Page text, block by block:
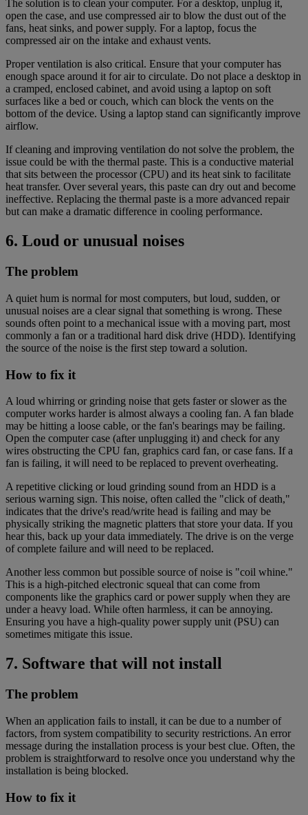
The solution is to clean your computer. For a desktop, unplug it,
open the case, and use compressed air to blow the dust out of the
fans, heat sinks, and power supply. For a laptop, focus the
compressed air on the intake and exhaust vents.
Proper ventilation is also critical. Ensure that your computer has
enough space around it for air to circulate. Do not place a desktop in
a cramped, enclosed cabinet, and avoid using a laptop on soft
surfaces like a bed or couch, which can block the vents on the
bottom of the device. Using a laptop stand can significantly improve
airflow.
If cleaning and improving ventilation do not solve the problem, the
issue could be with the thermal paste. This is a conductive material
that sits between the processor (CPU) and its heat sink to facilitate
heat transfer. Over several years, this paste can dry out and become
ineffective. Replacing the thermal paste is a more advanced repair
but can make a dramatic difference in cooling performance.
6. Loud or unusual noises
The problem
A quiet hum is normal for most computers, but loud, sudden, or
unusual noises are a clear signal that something is wrong. These
sounds often point to a mechanical issue with a moving part, most
commonly a fan or a traditional hard disk drive (HDD). Identifying
the source of the noise is the first step toward a solution.
How to fix it
A loud whirring or grinding noise that gets faster or slower as the
computer works harder is almost always a cooling fan. A fan blade
may be hitting a loose cable, or the fan's bearings may be failing.
Open the computer case (after unplugging it) and check for any
wires obstructing the CPU fan, graphics card fan, or case fans. If a
fan is failing, it will need to be replaced to prevent overheating.
A repetitive clicking or loud grinding sound from an HDD is a
serious warning sign. This noise, often called the "click of death,"
indicates that the drive's read/write head is failing and may be
physically striking the magnetic platters that store your data. If you
hear this, back up your data immediately. The drive is on the verge
of complete failure and will need to be replaced.
Another less common but possible source of noise is "coil whine."
This is a high-pitched electronic squeal that can come from
components like the graphics card or power supply when they are
under a heavy load. While often harmless, it can be annoying.
Ensuring you have a high-quality power supply unit (PSU) can
sometimes mitigate this issue.
7. Software that will not install
The problem
When an application fails to install, it can be due to a number of
factors, from system compatibility to security restrictions. An error
message during the installation process is your best clue. Often, the
problem is straightforward to resolve once you understand why the
installation is being blocked.
How to fix it